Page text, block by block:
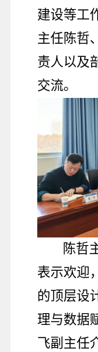
建设等工
主任陈哲
责人以及
交流。
陈哲
表示欢迎
的顶层设
理与数据
飞副主